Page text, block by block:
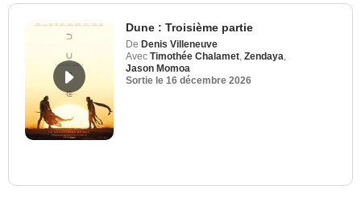
Dune : Troisième partie
De Denis Villeneuve
Avec Timothée Chalamet Zendaya
Jason Momoa
Sortie le 16 décembre 2026